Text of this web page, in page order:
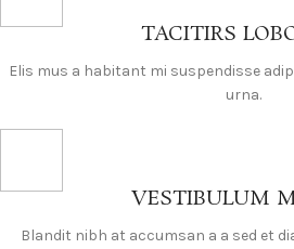
TACITIRS
Elis mus a habitant mi suspendisse
urna.
VESTIBULUM
Blandit nibh at accumsan a a sed et